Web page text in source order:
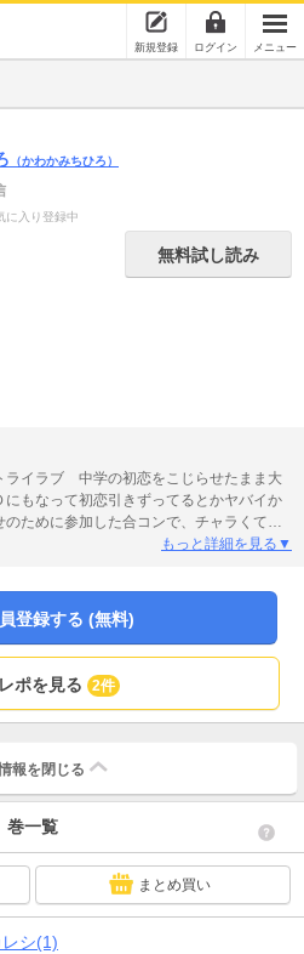
新規登録 ログイン メニュー
（かわかみちひろ）
に入り登録中
無料試し読み
ライラブ 中学の初恋をこじらせたまま大
もなって初恋引きずってるとかヤバイか
ために参加した合コンで、チャラくてナ
大学生じゃない･･･って、あなたは一体何
もっと詳細を見る▼
登録する (無料)
ポを見る 2件
報を 閉じる
巻一覧
まとめ買い
シ(1)